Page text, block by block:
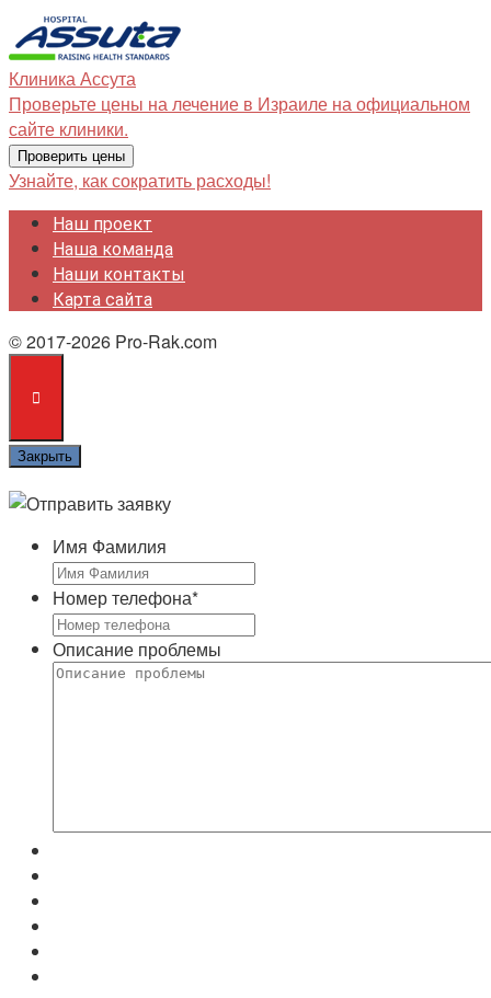
КлиникаАссута
Проверьте цены на лечение в Израиле на официальном
сайте клиники.
Проверить цены
Узнайте, как сократить расходы!
Наш проект
Наша команда
Наши контакты
Карта сайта
© 2017-2026 Pro-Rak.com
Закрыть
Имя Фамилия
Номер телефона*
Описание проблемы